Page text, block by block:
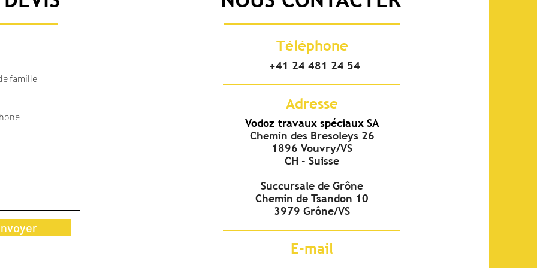
Téléphone
+41 24 481 24 54
Adresse
E-mail
Vodoz travaux spéciaux SA
Chemin des Bresoleys 26
1896 Vouvry/VS
CH - Suisse
Succursale de Grône
Chemin de Tsandon 10
3979 Grône/VS